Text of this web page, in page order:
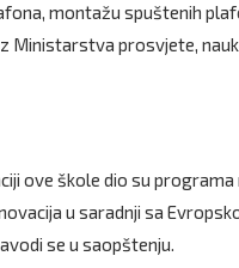
montažu spuštenih
Ministarstva prosvjete,
ove škole dio su
u saradnji sa
se u saopštenju.